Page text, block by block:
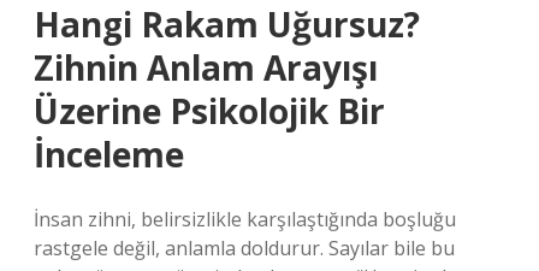
Hangi Rakam Uğursuz?
Zihnin Anlam Arayışı
Üzerine Psikolojik Bir
İnceleme
İnsan zihni, belirsizlikle karşılaştığında boşluğu
rastgele değil, anlamla doldurur. Sayılar bile bu